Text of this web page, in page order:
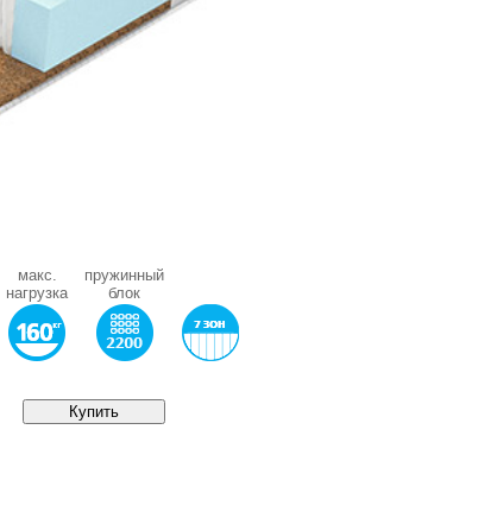
макс.
нагрузка
пружинный
блок